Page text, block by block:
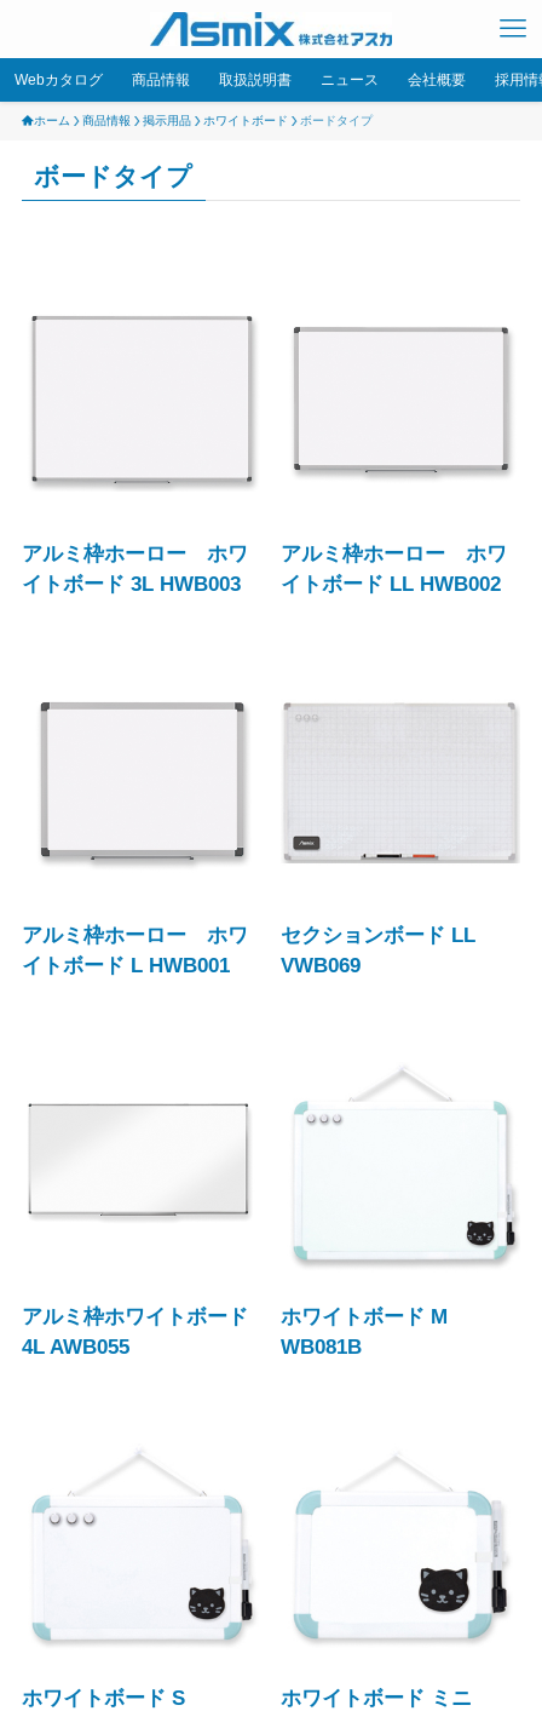
Webカタログ 商品情報 取扱説明書 ニュース 会社概要 採用情
ホーム 商品情報 掲示用品 ホワイトボード ボードタイプ
ボードタイプ
アルミ枠ホーロー ホワ
イトボード 3L HWB003
アルミ枠ホーロー ホワ
イトボード LL HWB002
アルミ枠ホーロー ホワ
イトボード L HWB001
セクションボード LL
VWB069
アルミ枠ホワイトボード
4L AWB055
ホワイトボード M
WB081B
ホワイトボード S
ホワイトボード ミニ